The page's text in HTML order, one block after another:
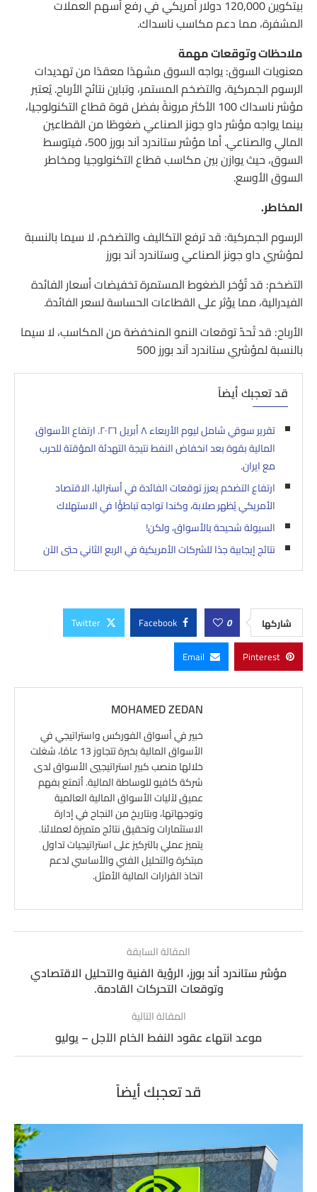
بيتكوين 120,000 دولار أمريكي في رفع أسهم العملات
المشفرة، مما دعم مكاسب ناسداك.
ملاحظات وتوقعات مهمة
معنويات السوق: يواجه السوق مشهدًا معقدًا من تهديدات
الرسوم الجمركية، والتضخم المستمر، وتباين نتائج الأرباح. يُعتبر
مؤشر ناسداك 100 الأكثر مرونةً بفضل قوة قطاع التكنولوجيا،
بينما يواجه مؤشر داو جونز الصناعي ضغوطًا من القطاعين
المالي والصناعي. أما مؤشر ستاندرد آند بورز 500، فيتوسط
السوق، حيث يوازن بين مكاسب قطاع التكنولوجيا ومخاطر
السوق الأوسع.
المخاطر.
الرسوم الجمركية: قد ترفع التكاليف والتضخم، لا سيما بالنسبة
لمؤشري داو جونز الصناعي وستاندرد آند بورز
التضخم: قد تُؤخر الضغوط المستمرة تخفيضات أسعار الفائدة
الفيدرالية، مما يؤثر على القطاعات الحساسة لسعر الفائدة.
الأرباح: قد تُحدّ توقعات النمو المنخفضة من المكاسب، لا سيما
بالنسبة لمؤشري ستاندرد آند بورز 500
قد تعجبك أيضاً
تقرير سوقي شامل ليوم الأربعاء ٨ أبريل ٢٠٢٦. ارتفاع الأسواق
المالية بقوة بعد انخفاض النفط نتيجة التهدئة المؤقتة للحرب
مع ايران.
ارتفاع التضخم يعزز توقعات الفائدة في أستراليا، الاقتصاد
الأمريكي يُظهر صلابة، وكندا تواجه تباطؤًا في الاستهلاك
السيولة شحيحة بالأسواق، ولكن!
نتائج إيجابية جدًا للشركات الأمريكية في الربع الثاني حتى الآن
شاركها 0
Facebook
Twitter
Pinterest
Email
MOHAMED ZEDAN
خبير في أسواق الفوركس واستراتيجي في
الأسواق المالية بخبرة تتجاوز 13 عامًا، شغلت
خلالها منصب كبير استراتيجيي الأسواق لدى
شركة كافيو للوساطة المالية. أتمتع بفهم
عميق لآليات الأسواق المالية العالمية
وتوجهاتها، وبتاريخ من النجاح في إدارة
الاستثمارات وتحقيق نتائج متميزة لعملائنا.
يتميز عملي بالتركيز على استراتيجيات تداول
مبتكرة والتحليل الفني والأساسي لدعم
اتخاذ القرارات المالية الأمثل.
المقالة السابقة
مؤشر ستاندرد أند بورز، الرؤية الفنية والتحليل الاقتصادي
وتوقعات التحركات القادمة.
المقالة التالية
موعد انتهاء عقود النفط الخام الآجل – يوليو‎
قد تعجبك أيضاً